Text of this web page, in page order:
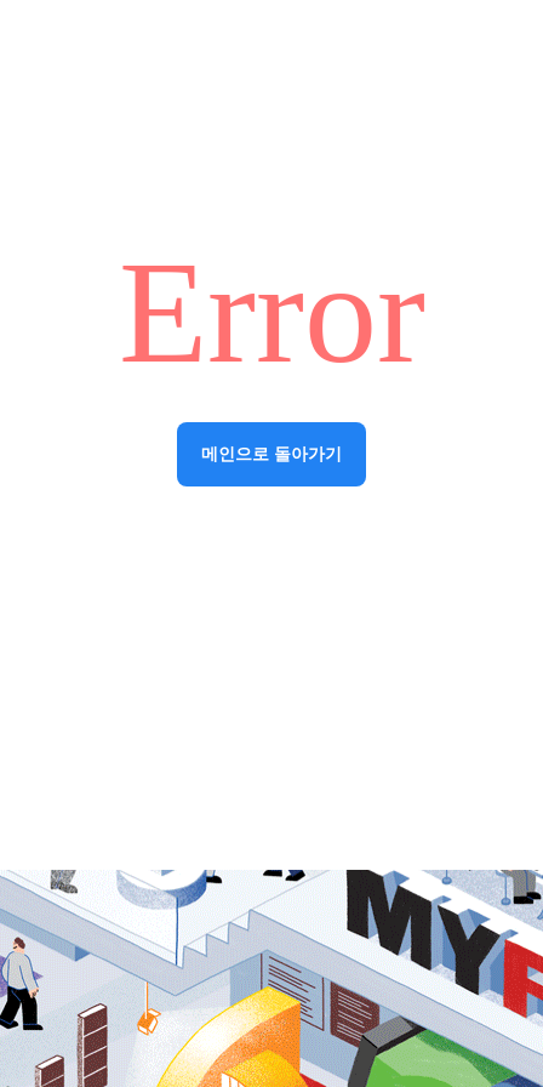
Error
메인으로 돌아가기